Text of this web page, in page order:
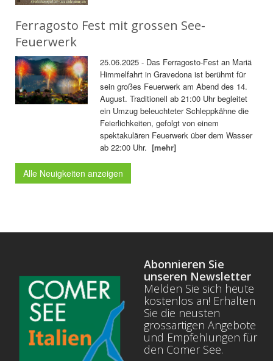
Ferragosto Fest mit grossen See-
Feuerwerk
25.06.2025 - Das Ferragosto-Fest an Mariä
Himmelfahrt in Gravedona ist berühmt für
sein großes Feuerwerk am Abend des 14.
August. Traditionell ab 21:00 Uhr begleitet
ein Umzug beleuchteter Schleppkähne die
Feierlichkeiten, gefolgt von einem
spektakulären Feuerwerk über dem Wasser
ab 22:00 Uhr.[mehr]
Alle Neuigkeiten anzeigen
Abonnieren Sie
unseren Newsletter
Melden Sie sich heute
kostenlos an! Erhalten
Sie die neusten
grossartigen Angebote
und Empfehlungen für
den Comer See.